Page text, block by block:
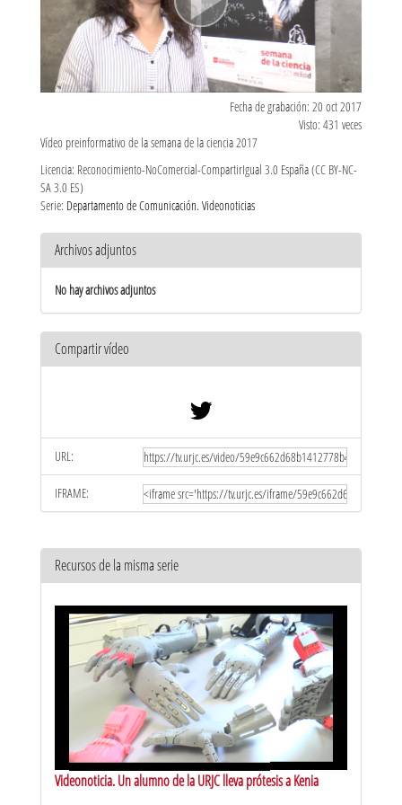
Fecha de grabación: 20 oct 2017
Visto: 431 veces
Vídeo preinformativo de la semana de la ciencia 2017
Licencia: Reconocimiento-NoComercial-CompartirIgual 3.0 España (CC BY-NC-
SA 3.0 ES)
Serie: Departamento de Comunicación. Videonoticias
Archivos adjuntos
No hay archivos adjuntos
Compartir vídeo
URL:
IFRAME:
Recursos de la misma serie
Videonoticia. Un alumno de la URJC lleva prótesis a Kenia